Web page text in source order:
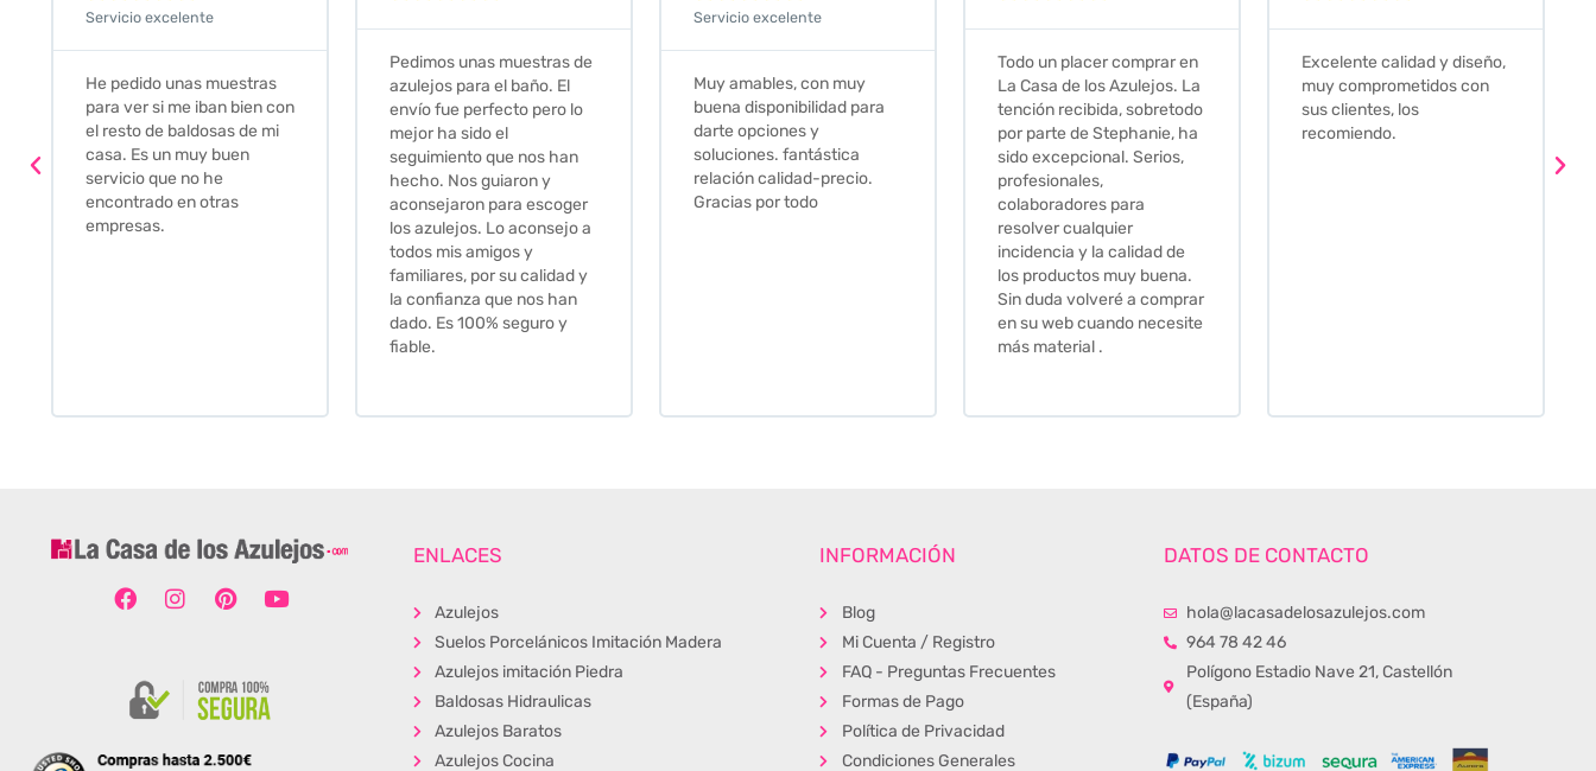
azulejos para el baño. El
envío fue perfecto pero lo
mejor ha sido el
seguimiento que nos han
hecho. Nos guiaron y
aconsejaron para escoger
los azulejos. Lo aconsejo a
Muy amables, con muy
buena disponibilidad para
darte opciones y
soluciones. fantástica
relación calidad-precio.
Gracias por todo
La Casa de los Azulejos. La
tención recibida, sobretodo
por parte de Stephanie, ha
sido excepcional. Serios,
profesionales,
colaboradores para
Excelente calidad y diseño,
muy comprometidos con
sus clientes, los
recomiendo.
Que decir, si teneis que
comprar alguna baldosa
este és el sitio indicado! Yo
pedi una muestra y me
ENLACES
Azulejos
Suelos Porcelánicos Imitación Madera
Azulejos imitación Piedra
Baldosas Hidraulicas
Azulejos Baratos
Azulejos Cocina
INFORMACIÓN
Blog
Mi Cuenta / Registro
FAQ - Preguntas Frecuentes
Formas de Pago
Política de Privacidad
Condiciones Generales
DATOS DE CONTACTO
hola@lacasadelosazulejos.com
964 78 42 46
Polígono Estadio Nave 21, Castellón
(España)